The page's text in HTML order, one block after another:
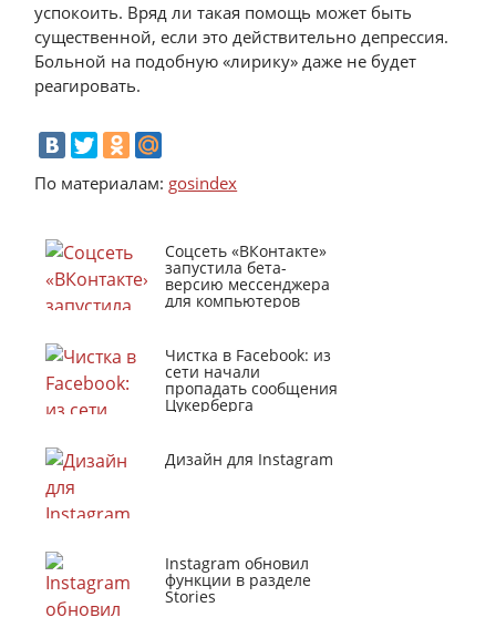
успокоить. Вряд ли такая помощь может быть
существенной, если это действительно депрессия.
Больной на подобную «лирику» даже не будет
реагировать.
По материалам: gosindex
Соцсеть «ВКонтакте»
запустила бета-
версию мессенджера
для компьютеров
Чистка в Facebook: из
сети начали
пропадать сообщения
Цукерберга
Дизайн для Instagram
Instagram обновил
функции в разделе
Stories